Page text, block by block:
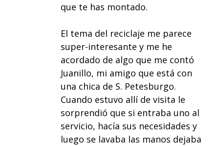
que te has montado.
El tema del reciclaje me parece
super-interesante y me he
acordado de algo que me contó
Juanillo, mi amigo que está con
una chica de S. Petesburgo.
Cuando estuvo allí de visita le
sorprendió que si entraba uno al
servicio, hacía sus necesidades y
luego se lavaba las manos dejaba